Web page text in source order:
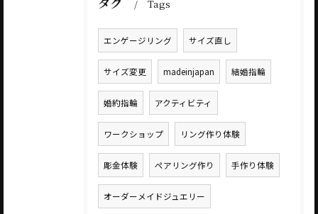
Tags
エンゲージリング サイズ直し
サイズ変更 madeinjapan 結婚指輪
婚約指輪 アクティビティ
ワークショップ リング作り体験
彫金体験 ペアリング作り 手作り体験
オーダーメイドジュエリー